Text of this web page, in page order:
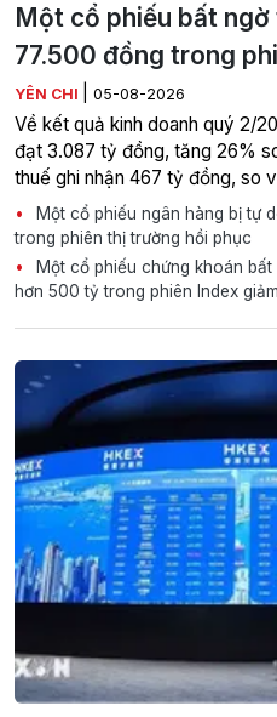
Một cổ phiếu bất
77.500 đồng trong
YÊN CHI 05-08-2026
Về kết quả kinh doanh quý 2/
đạt 3.087 tỷ đồng, tăng 26%
thuế ghi nhận 467 tỷ đồng, so
Một cổ phiếu ngân hàng bị tự
trong phiên thị trường hồi phục
Một cổ phiếu chứng khoán
hơn 500 tỷ trong phiên Index